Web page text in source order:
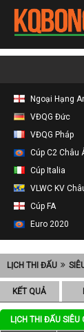
Ngoại Hạng
VĐQG Đức
VĐQG Pháp
Cúp C2 Châu
Cúp Italia
VLWC KV
Cúp FA
Euro 2020
LỊCH THI ĐẤU
KẾT QUẢ
LỊCH THI ĐẤU SIÊU